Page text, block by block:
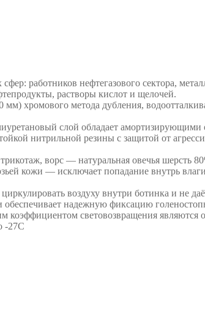
работников нефтегазового сектора,
растворы кислот и щелочей.
мм) хромового метода дубления,
слой обладает амортизирующими
нитрильной резины с защитой от
ворс — натуральная овечья шерсть
кожи — исключает попадание внутрь
воздуху внутри ботинка и не
надежную фиксацию
световозвращения являются
-27С